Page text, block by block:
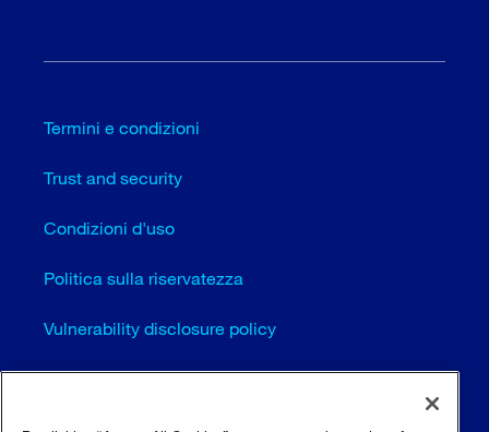
Termini e condizioni
Trust and security
Condizioni d'uso
Politica sulla riservatezza
Vulnerability disclosure policy
Cookie settings (EN)
Mappa del sito